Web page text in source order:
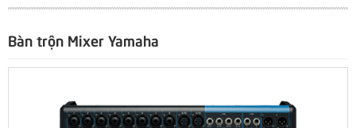
Bàn trộn Mixer Yamaha